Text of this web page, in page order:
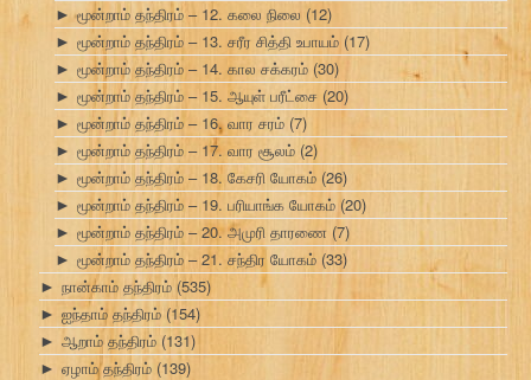
► மூன்றாம் தந்திரம் – 12. கலை நிலை (12)
► மூன்றாம் தந்திரம் – 13. சரீர சித்தி உபாயம் (17)
► மூன்றாம் தந்திரம் – 14. கால சக்கரம் (30)
► மூன்றாம் தந்திரம் – 15. ஆயுள் பரீட்சை (20)
► மூன்றாம் தந்திரம் – 16. வார சரம் (7)
► மூன்றாம் தந்திரம் – 17. வார சூலம் (2)
► மூன்றாம் தந்திரம் – 18. கேசரி யோகம் (26)
► மூன்றாம் தந்திரம் – 19. பரியாங்க யோகம் (20)
► மூன்றாம் தந்திரம் – 20. அமுரி தாரணை (7)
► மூன்றாம் தந்திரம் – 21. சந்திர யோகம் (33)
► நான்காம் தந்திரம் (535)
► ஐந்தாம் தந்திரம் (154)
► ஆறாம் தந்திரம் (131)
► ஏழாம் தந்திரம் (139)